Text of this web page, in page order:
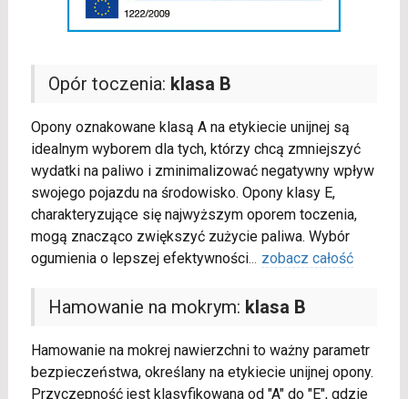
Opór toczenia: klasa B
Opony oznakowane klasą A na etykiecie unijnej są
idealnym wyborem dla tych, którzy chcą zmniejszyć
wydatki na paliwo i zminimalizować negatywny wpływ
swojego pojazdu na środowisko. Opony klasy E,
charakteryzujące się najwyższym oporem toczenia,
mogą znacząco zwiększyć zużycie paliwa. Wybór
ogumienia o lepszej efektywności... zobacz całość
Hamowanie na mokrym: klasa B
Hamowanie na mokrej nawierzchni to ważny parametr
bezpieczeństwa, określany na etykiecie unijnej opony.
Przyczepność jest klasyfikowana od "A" do "E", gdzie